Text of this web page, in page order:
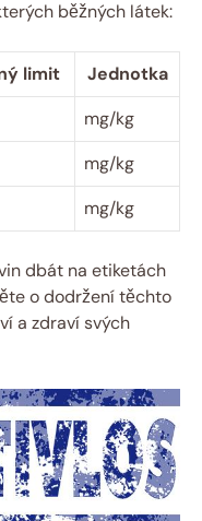
běžných látek:
limit
Jednotka
mg/kg
mg/kg
mg/kg
dbát na etiketách
o dodržení těchto
a zdraví svých